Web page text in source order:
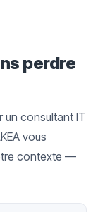
perdre
un consultant IT
vous
contexte —